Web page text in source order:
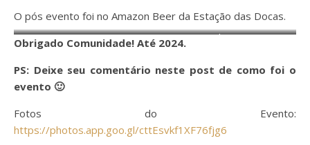
O pós evento foi no Amazon Beer da Estação das Docas.
Happy Hour no Amazon Beer - Estação das Docas
Obrigado Comunidade! Até 2024.
PS: Deixe seu comentário neste post de como foi o
evento 🙂
Fotos do Evento:
https://photos.app.goo.gl/cttEsvkf1XF76fjg6